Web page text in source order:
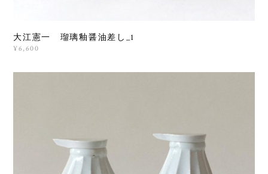
大江憲一 瑠璃釉醤油差し_1
¥6,600